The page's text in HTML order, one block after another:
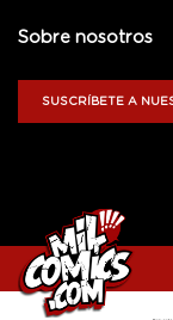
Sobre nosotros
SUSCRÍBETE A